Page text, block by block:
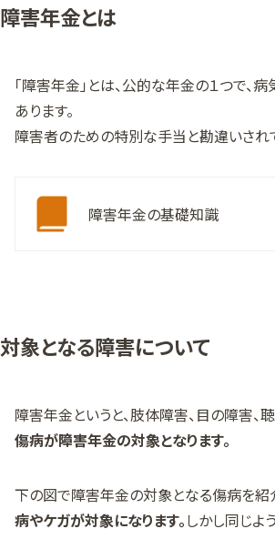
障害年金とは
「障害年金」とは、公的な年金の１つで
あります。
障害者のための特別な手当と勘違いされ
障害年金の基礎知識
対象となる障害について
障害年金というと、肢体障害、目の障害
傷病が障害年金の対象となります。
下の図で障害年金の対象となる傷病を紹
病やケガが対象になります。しかし同じよ